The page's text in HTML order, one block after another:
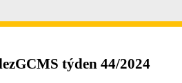
týden 44/2024